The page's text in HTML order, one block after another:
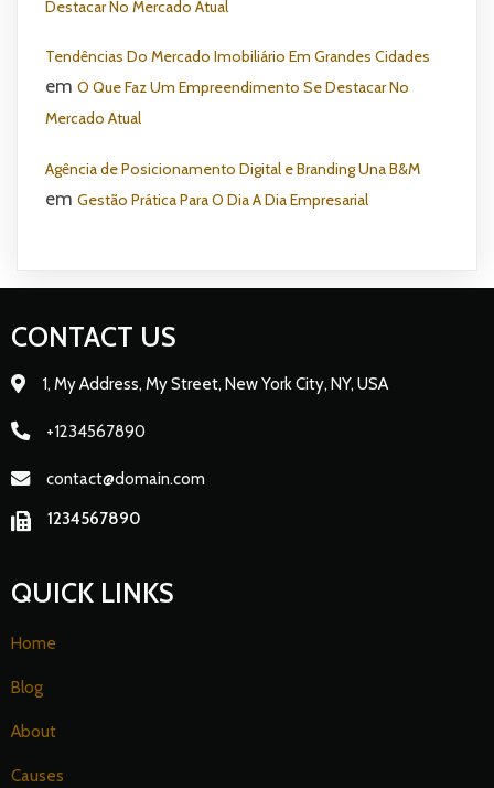
Destacar No Mercado Atual
Tendências Do Mercado Imobiliário Em Grandes Cidades
em O Que Faz Um Empreendimento Se Destacar No
Mercado Atual
Agência de Posicionamento Digital e Branding Una B&M
em Gestão Prática Para O Dia A Dia Empresarial
CONTACT US
1, My Address, My Street, New York City, NY, USA
+1234567890
contact@domain.com
1234567890
QUICK LINKS
Home
Blog
About
Causes